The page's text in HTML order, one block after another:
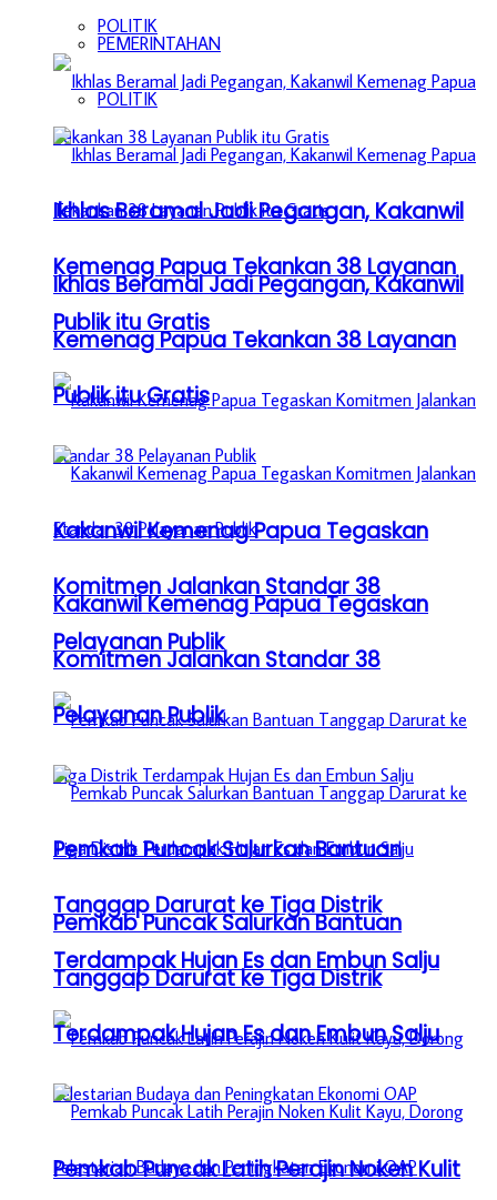
POLITIK
Ikhlas Beramal Jadi Pegangan, Kakanwil
Kemenag Papua Tekankan 38 Layanan
Publik itu Gratis
Kakanwil Kemenag Papua Tegaskan
Komitmen Jalankan Standar 38
Pelayanan Publik
Pemkab Puncak Salurkan Bantuan
Tanggap Darurat ke Tiga Distrik
Terdampak Hujan Es dan Embun Salju
Pemkab Puncak Latih Perajin Noken Kulit
PEMERINTAHAN
POLITIK
Ikhlas Beramal Jadi Pegangan, Kakanwil
Kemenag Papua Tekankan 38 Layanan
Publik itu Gratis
Kakanwil Kemenag Papua Tegaskan
Komitmen Jalankan Standar 38
Pelayanan Publik
Pemkab Puncak Salurkan Bantuan
Tanggap Darurat ke Tiga Distrik
Terdampak Hujan Es dan Embun Salju